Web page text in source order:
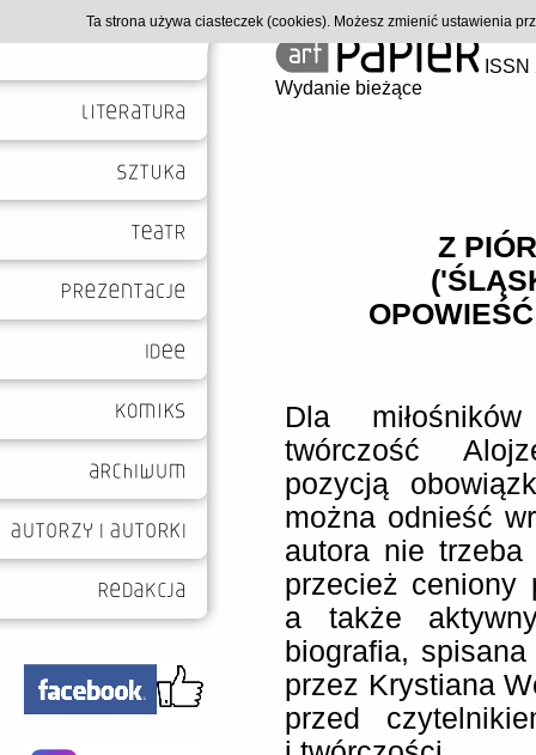
Wydanie bieżące
Z
Dla
twórczość
pozycją
można odnieść
autora nie
przecież ceniony
a także
biografia,
przez Krystiana
przed
Ta strona używa ciasteczek (cookies). Możesz zmienić ustawienia